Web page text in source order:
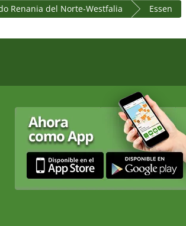
Renania del Norte-Westfalia Essen